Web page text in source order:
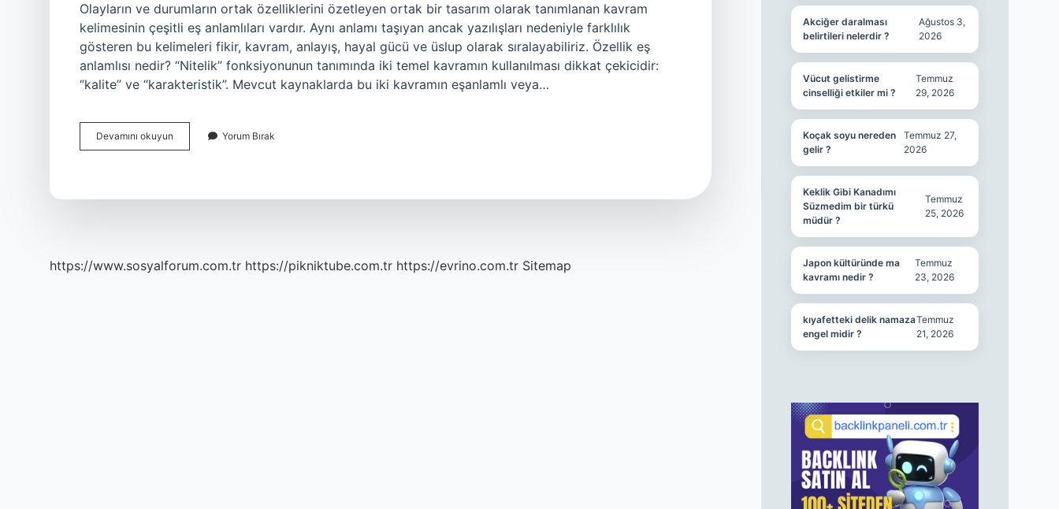
Olayların ve durumların ortak özelliklerini özetleyen ortak bir tasarım olarak tanımlanan kavram
kelimesinin çeşitli eş anlamlıları vardır. Aynı anlamı taşıyan ancak yazılışları nedeniyle farklılık
gösteren bu kelimeleri fikir, kavram, anlayış, hayal gücü ve üslup olarak sıralayabiliriz. Özellik eş
anlamlısı nedir? “Nitelik” fonksiyonunun tanımında iki temel kavramın kullanılması dikkat çekicidir:
“kalite” ve “karakteristik”. Mevcut kaynaklarda bu iki kavramın eşanlamlı veya…
Devamını okuyun Davranış
Kelimesi
Yorum Bırak
https://www.sosyalforum.com.tr https://pikniktube.com.tr https://evrino.com.tr Sitemap
Akciğer daralması
belirtileri nelerdir ?
Ağustos 3,
2026
Vücut gelistirme
cinselliği etkiler mi ?
Temmuz
29, 2026
Koçak soyu nereden
gelir ?
Temmuz 27,
2026
Keklik Gibi Kanadımı
Süzmedim bir türkü
müdür ?
Temmuz
25, 2026
Japon kültüründe ma
kavramı nedir ?
Temmuz
23, 2026
kıyafetteki delik namaza
engel midir ?
Temmuz
21, 2026